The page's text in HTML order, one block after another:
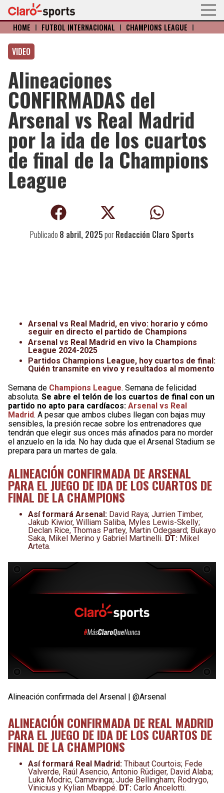
HOME I FÚTBOL INTERNACIONAL I CHAMPIONS LEAGUE I
VIDEO
Alineaciones
CONFIRMADAS del
Arsenal vs Real Madrid
por la ida de los cuartos
de final de la Champions
League
Publicado 8 abril, 2025porRedacción Claro Sports
Arsenal vs Real Madrid, en vivo: horario y cómo
seguir en directo el partido de Champions
Arsenal vs Real Madrid en vivo la Champions
League 2024-2025
Partidos Champions League, hoy cuartos de final:
Quién transmite en vivo y resultados al momento
Semana de Champions League. Semana de felicidad
absoluta. Se abre el telón de los cuartos de final con un
partido no apto para cardíacos: Arsenal vs Real
Madrid. A pesar que ambos clubes llegan con bajas muy
sensibles, la presión recae sobre los entrenadores que
tendrán que elegir sus onces más afinados para no morder
el anzuelo en la ida. No hay duda que el Arsenal Stadium se
prepara para un martes de gala.
ALINEACIÓN CONFIRMADA DE ARSENAL
PARA EL JUEGO DE IDA DE LOS CUARTOS DE
FINAL DE LA CHAMPIONS
Así formará Arsenal: David Raya; Jurrien Timber,
Jakub Kiwior, William Saliba, Myles Lewis-Skelly;
Declan Rice, Thomas Partey, Martin Odegaard; Bukayo
Saka, Mikel Merino y Gabriel Martinelli. DT: Mikel
Arteta.
Alineación confirmada del Arsenal | @Arsenal
ALINEACIÓN CONFIRMADA DE REAL MADRID
PARA EL JUEGO DE IDA DE LOS CUARTOS DE
FINAL DE LA CHAMPIONS
Así formará Real Madrid: Thibaut Courtois; Fede
Valverde, Raúl Asencio, Antonio Rüdiger, David Alaba;
Luka Modric, Camavinga; Jude Bellingham; Rodrygo,
Vinicius y Kylian Mbappé. DT: Carlo Ancelotti.